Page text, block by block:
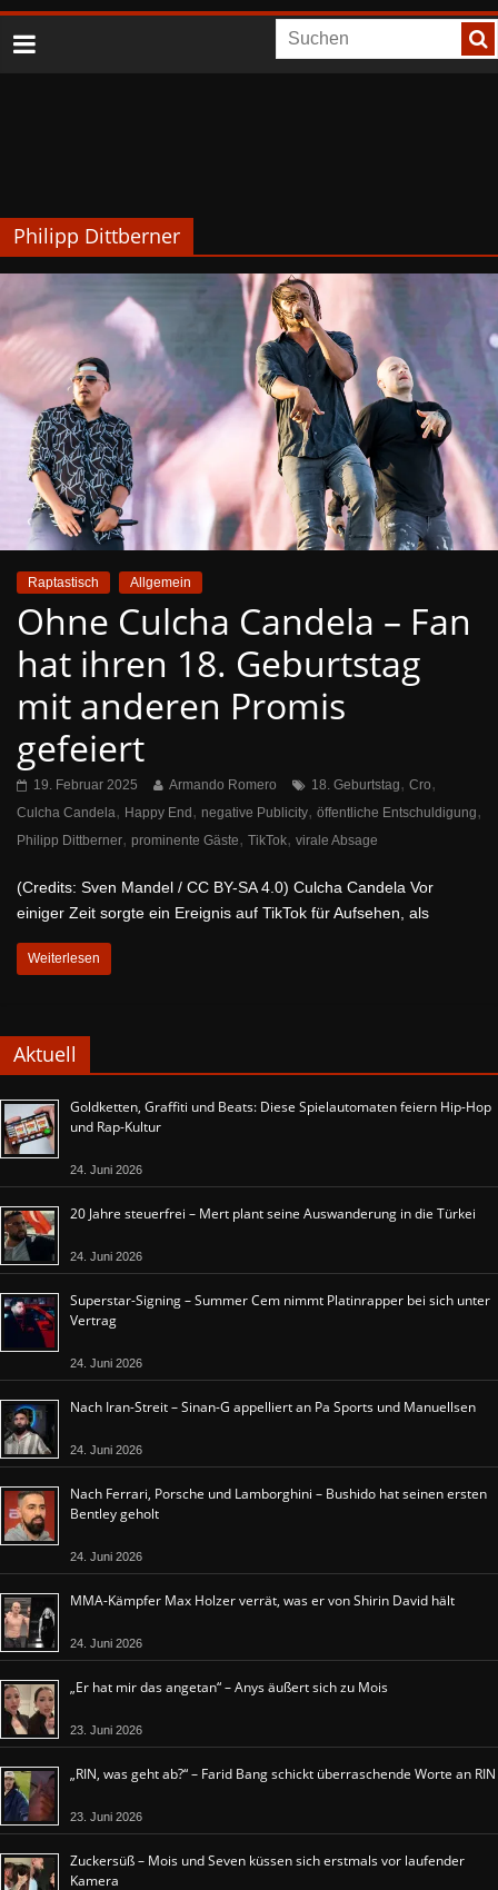
Philipp Dittberner
Raptastisch Allgemein
Ohne Culcha Candela – Fan
hat ihren 18. Geburtstag
mit anderen Promis
gefeiert
19. Februar 2025 Armando Romero 18. Geburtstag, Cro,
Culcha Candela, Happy End , negative Publicity, öffentliche Entschuldigung,
Philipp Dittberner, prominente Gäste, TikTok, virale Absage
(Credits: Sven Mandel / CC BY-SA 4.0) Culcha Candela Vor
einiger Zeit sorgte ein Ereignis auf TikTok für Aufsehen, als
Weiterlesen
Aktuell
Goldketten, Graffiti und Beats: Diese Spielautomaten feiern Hip-Hop
und Rap-Kultur
24. Juni 2026
20 Jahre steuerfrei – Mert plant seine Auswanderung in die Türkei
24. Juni 2026
Superstar-Signing – Summer Cem nimmt Platinrapper bei sich unter
Vertrag
24. Juni 2026
Nach Iran-Streit – Sinan-G appelliert an Pa Sports und Manuellsen
24. Juni 2026
Nach Ferrari, Porsche und Lamborghini – Bushido hat seinen ersten
Bentley geholt
24. Juni 2026
MMA-Kämpfer Max Holzer verrät, was er von Shirin David hält
24. Juni 2026
„Er hat mir das angetan“ – Anys äußert sich zu Mois
23. Juni 2026
„RIN, was geht ab?“ – Farid Bang schickt überraschende Worte an RIN
23. Juni 2026
Zuckersüß – Mois und Seven küssen sich erstmals vor laufender
Kamera